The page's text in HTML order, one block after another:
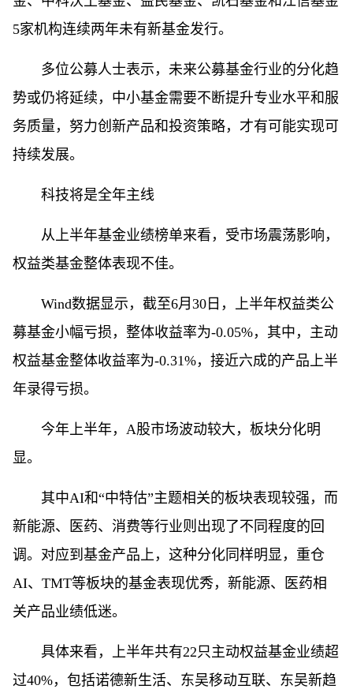
5家机构连续两年未有新基金发行。
多位公募人士表示，未来公募基金行业的分化趋
势或仍将延续，中小基金需要不断提升专业水平和服
务质量，努力创新产品和投资策略，才有可能实现可
持续发展。
科技将是全年主线
从上半年基金业绩榜单来看，受市场震荡影响，
权益类基金整体表现不佳。
Wind数据显示，截至6月30日，上半年权益类公
募基金小幅亏损，整体收益率为-0.05%，其中，主动
权益基金整体收益率为-0.31%，接近六成的产品上半
年录得亏损。
今年上半年，A股市场波动较大，板块分化明
显。
其中AI和“中特估”主题相关的板块表现较强，而
新能源、医药、消费等行业则出现了不同程度的回
调。对应到基金产品上，这种分化同样明显，重仓
AI、TMT等板块的基金表现优秀，新能源、医药相
关产品业绩低迷。
具体来看，上半年共有22只主动权益基金业绩超
过40%，包括诺德新生活、东吴移动互联、东吴新趋